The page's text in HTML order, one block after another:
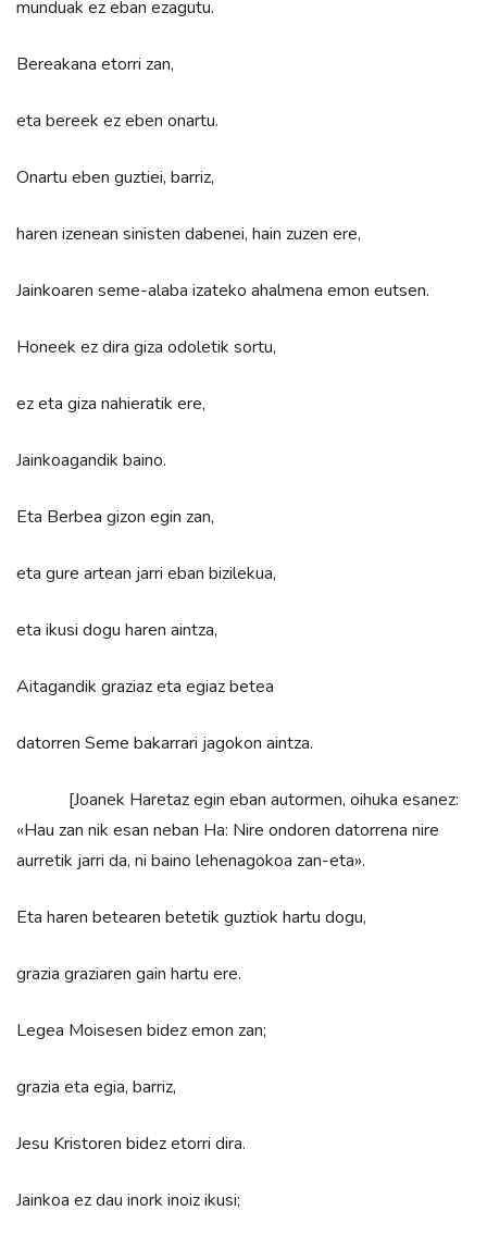
munduak ez eban ezagutu.
Bereakana etorri zan,
eta bereek ez eben onartu.
Onartu eben guztiei, barriz,
haren izenean sinisten dabenei, hain zuzen ere,
Jainkoaren seme-alaba izateko ahalmena emon eutsen.
Honeek ez dira giza odoletik sortu,
ez eta giza nahieratik ere,
Jainkoagandik baino.
Eta Berbea gizon egin zan,
eta gure artean jarri eban bizilekua,
eta ikusi dogu haren aintza,
Aitagandik graziaz eta egiaz betea
datorren Seme bakarrari jagokon aintza.
[Joanek Haretaz egin eban autormen, oihuka esanez:
«Hau zan nik esan neban Ha: Nire ondoren datorrena nire
aurretik jarri da, ni baino lehenagokoa zan-eta».
Eta haren betearen betetik guztiok hartu dogu,
grazia graziaren gain hartu ere.
Legea Moisesen bidez emon zan;
grazia eta egia, barriz,
Jesu Kristoren bidez etorri dira.
Jainkoa ez dau inork inoiz ikusi;